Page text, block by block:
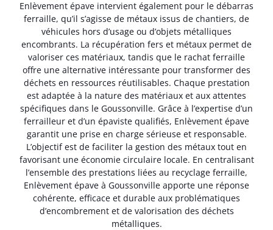
Enlèvement épave intervient également pour le débarras
ferraille, qu’il s’agisse de métaux issus de chantiers, de
véhicules hors d’usage ou d’objets métalliques
encombrants. La récupération fers et métaux permet de
valoriser ces matériaux, tandis que le rachat ferraille
offre une alternative intéressante pour transformer des
déchets en ressources réutilisables. Chaque prestation
est adaptée à la nature des matériaux et aux attentes
spécifiques dans le Goussonville. Grâce à l’expertise d’un
ferrailleur et d’un épaviste qualifiés, Enlèvement épave
garantit une prise en charge sérieuse et responsable.
L’objectif est de faciliter la gestion des métaux tout en
favorisant une économie circulaire locale. En centralisant
l’ensemble des prestations liées au recyclage ferraille,
Enlèvement épave à Goussonville apporte une réponse
cohérente, efficace et durable aux problématiques
d’encombrement et de valorisation des déchets
métalliques.